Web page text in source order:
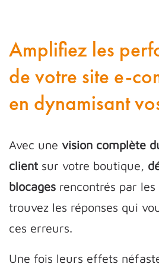
Amplifiez les
de votre site e-
en dynamisant
Avec une vision complète
client sur votre boutique,
blocages rencontrés par
trouvez les réponses qui
ces erreurs.
Une fois leurs effets